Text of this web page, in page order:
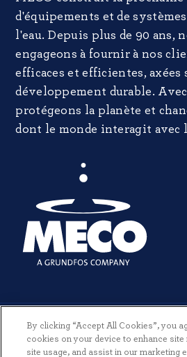
d'équipements et de
l'eau. Depuis plus de 90 ans,
engageons à fournir à nos
efficaces et efficientes, axées
développement durable.
protégeons la planète et
dont le monde interagit avec
By clicking “Accept All Cookies”, you
cookies on your device to enhance site
site usage, and assist in our marketing